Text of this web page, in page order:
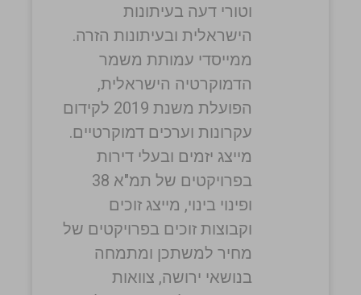
וטורי דעה בעיתונות
הישראלית ובעיתונות הזרה.
ממייסדי עמותת משמר
הדמוקרטיה הישראלית,
הפועלת משנת 2019 לקידום
עקרונות וערכים דמוקרטיים.
מייצג יזמים ובעלי דירות
בפרויקטים של תמ"א 38
ופינוי בינוי, מייצג זוכים
וקבוצות זוכים בפרויקטים של
מחיר למשתכן ומתמחה
בנושאי ירושה, צוואות